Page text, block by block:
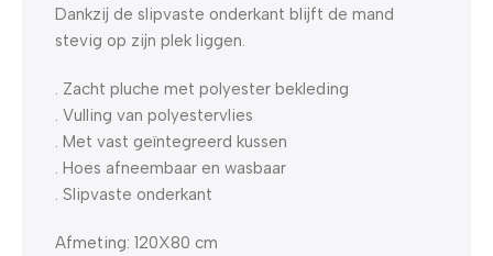
Dankzij de slipvaste onderkant blijft de mand
stevig op zijn plek liggen.
. Zacht pluche met polyester bekleding
. Vulling van polyestervlies
. Met vast geïntegreerd kussen
. Hoes afneembaar en wasbaar
. Slipvaste onderkant
Afmeting: 120X80 cm